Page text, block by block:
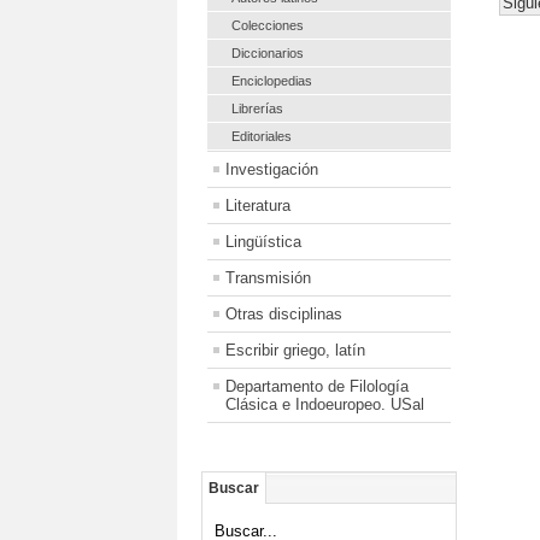
Colecciones
Diccionarios
Enciclopedias
Librerías
Editoriales
Investigación
Literatura
Lingüística
Transmisión
Otras disciplinas
Escribir griego, latín
Departamento de Filología
Clásica e Indoeuropeo. USal
Buscar
Buscar...